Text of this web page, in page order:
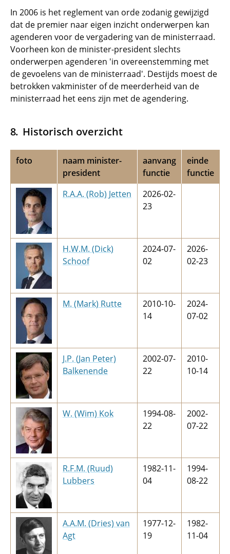
In 2006 is het reglement van orde zodanig gewijzigd
dat de premier naar eigen inzicht onderwerpen kan
agenderen voor de vergadering van de ministerraad.
Voorheen kon de minister-president slechts
onderwerpen agenderen 'in overeenstemming met
de gevoelens van de ministerraad'. Destijds moest de
betrokken vakminister of de meerderheid van de
ministerraad het eens zijn met de agendering.
Historisch overzicht
foto
naam minister-
president
aanvang
functie
einde
functie
R.A.A. (Rob) Jetten
2026-02-
23
H.W.M. (Dick)
Schoof
2024-07-
02
2026-
02-23
M. (Mark) Rutte
2010-10-
14
2024-
07-02
J.P. (Jan Peter)
Balkenende
2002-07-
22
2010-
10-14
W. (Wim) Kok
1994-08-
22
2002-
07-22
R.F.M. (Ruud)
Lubbers
1982-11-
04
1994-
08-22
A.A.M. (Dries) van
Agt
1977-12-
19
1982-
11-04